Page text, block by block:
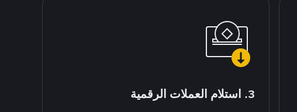
3. استلام العملات الرقمية